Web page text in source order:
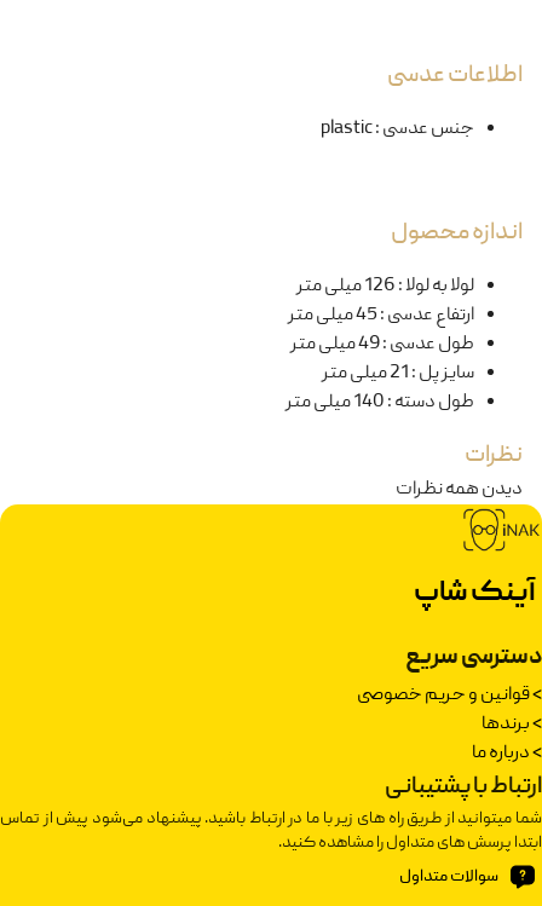
اطلاعات عدسی
جنس عدسی:
plastic
اندازه محصول
لولا به لولا:126 میلی متر
ارتفاع عدسی:45 میلی متر
طول عدسی:49 میلی متر
سایز پل:21 میلی متر
طول دسته:140 میلی متر
نظرات
دیدن همه نظرات
آینک شاپ
دسترسی سریع
>قوانین و حریم خصوصی
>برندها
>درباره ما
ارتباط با پشتیبانی
شما میتوانید از طریق راه های زیر با ما در ارتباط باشید. پیشنهاد می‌شود پیش از تماس
ابتدا پرسش های متداول را مشاهده کنید.
سوالات متداول